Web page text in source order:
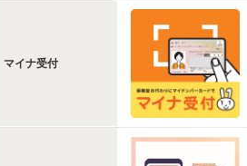
マイナ受付